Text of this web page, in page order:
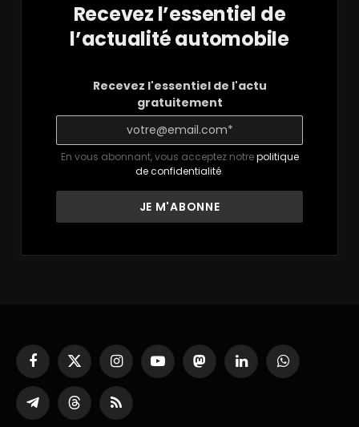
Recevez l’essentiel de
l’actualité automobile
Recevez l'essentiel de l'actu
gratuitement
En vous abonnant, vous acceptez notrepolitique
de confidentialité.
Facebook
X
(Twitter)
InstagramYouTubeMastodonLinkedInWhatsApp
PartagerThreadsRSS